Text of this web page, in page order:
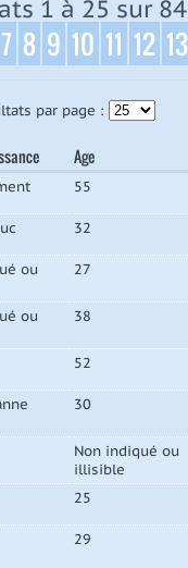
1 à 25 sur
7 8 9 10 11 12 13
par page :
Age
55
32
ou
27
ou
38
52
30
Non indiqué ou
illisible
25
29